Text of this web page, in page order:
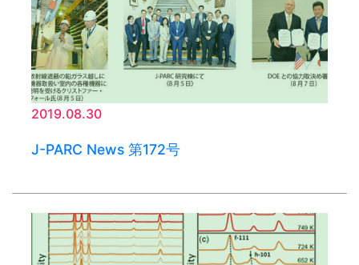
2019.08.30
J-PARC News 第172号